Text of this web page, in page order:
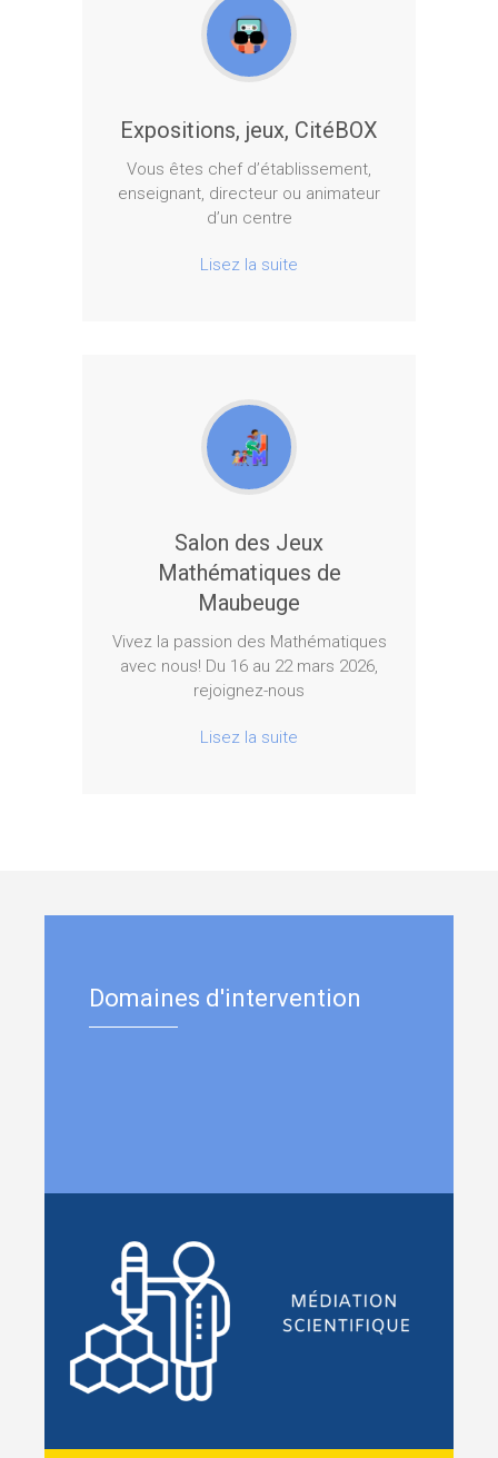
Expositions, jeux, CitéBOX
Vous êtes chef d’établissement,
enseignant, directeur ou animateur
d’un centre
Lisez la suite
Salon des Jeux
Mathématiques de
Maubeuge
Vivez la passion des Mathématiques
avec nous! Du 16 au 22 mars 2026,
rejoignez-nous
Lisez la suite
Domaines d'intervention